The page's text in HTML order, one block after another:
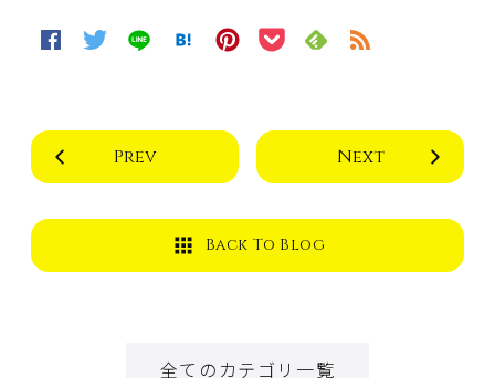
Prev Next
Back To Blog
全てのカテゴリ一覧